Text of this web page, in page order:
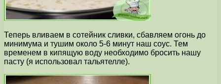
Теперь вливаем в сотейник сливки, сбавляем огонь до
минимума и тушим около 5-6 минут наш соус. Тем
временем в кипящую воду необходимо бросить нашу
пасту (я использовал тальятелле).